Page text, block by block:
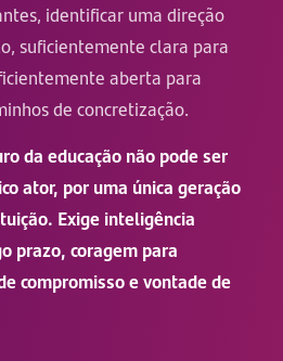
identificar uma direção
suficientemente clara para
aberta para
de concretização.
da educação não pode ser
ator, por uma única geração
Exige inteligência
prazo, coragem para
compromisso e vontade de